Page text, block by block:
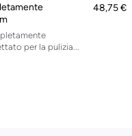
per la pulizia...
48,75 €